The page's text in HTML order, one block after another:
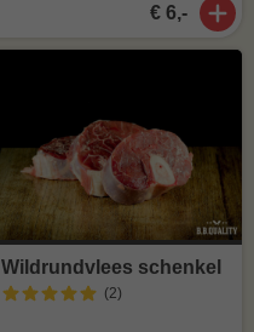
€ 6,-
Wildrundvlees schenkel
(2)